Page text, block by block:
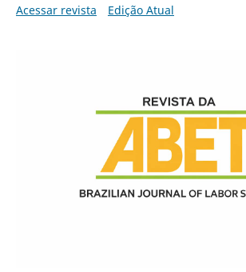
Acessar revista Edição Atual